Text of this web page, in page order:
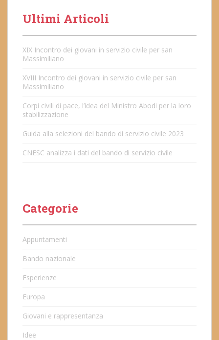
Ultimi Articoli
XIX Incontro dei giovani in servizio civile per san
Massimiliano
XVIII Incontro dei giovani in servizio civile per san
Massimiliano
Corpi civili di pace, l’idea del Ministro Abodi per la loro
stabilizzazione
Guida alla selezioni del bando di servizio civile 2023
CNESC analizza i dati del bando di servizio civile
Categorie
Appuntamenti
Bando nazionale
Esperienze
Europa
Giovani e rappresentanza
Idee